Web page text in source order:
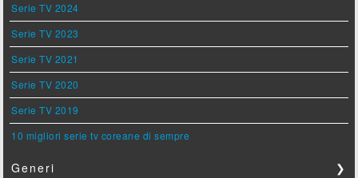
Serie TV 2024
Serie TV 2023
Serie TV 2021
Serie TV 2020
Serie TV 2019
10 migliori serie tv coreane di sempre
Generi ❯